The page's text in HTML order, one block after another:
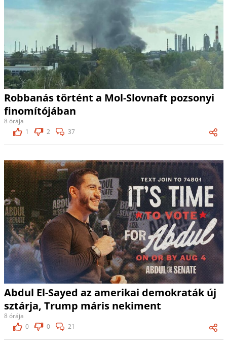
Robbanás történt a Mol-Slovnaft pozsonyi
finomítójában
8 órája
1
2 37
Abdul El-Sayed az amerikai demokraták új
sztárja, Trump máris nekiment
8 órája
0
0 21